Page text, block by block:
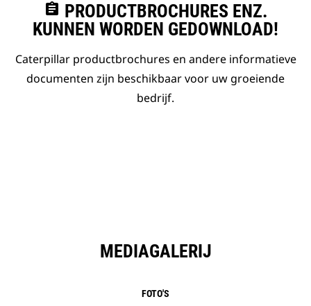
assignment PRODUCTBROCHURES ENZ.
KUNNEN WORDEN GEDOWNLOAD!
Caterpillar productbrochures en andere informatieve
documenten zijn beschikbaar voor uw groeiende
bedrijf.
MEDIAGALERIJ
FOTO'S